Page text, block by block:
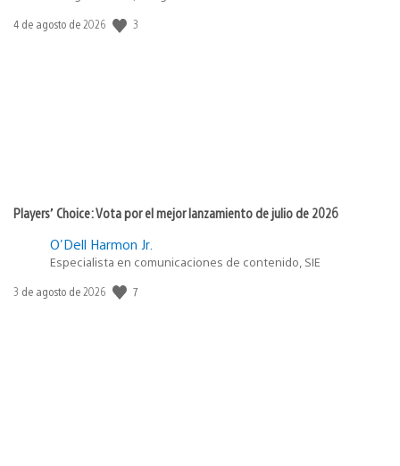
Fecha
4 de agosto de 2026 3
Players’ Choice: Vota por el mejor lanzamiento de julio de 2026
O'Dell Harmon Jr.
Especialista en comunicaciones de contenido, SIE
Fecha
3 de agosto de 2026 7